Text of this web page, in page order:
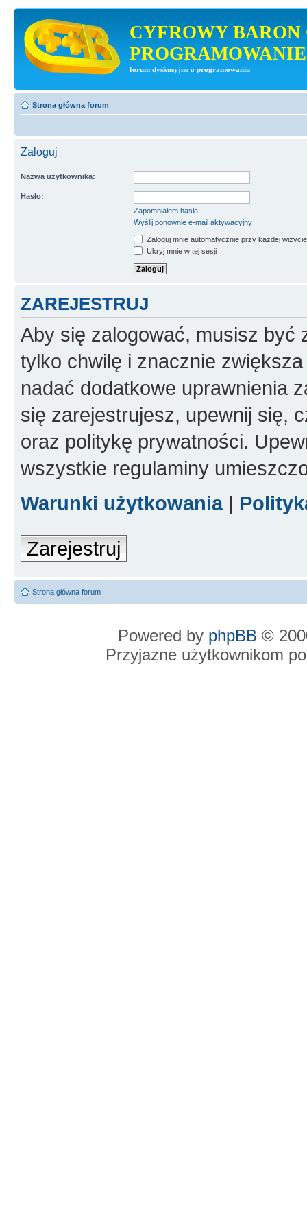
CYFROWY BARON
PROGRAMOWANIE
forum dyskusyjne o programowaniu
Strona główna forum
Zaloguj
Nazwa użytkownika:
Hasło:
Zapomniałem hasła
Wyślij ponownie e-mail aktywacyjny
Zaloguj mnie automatycznie przy każdej wizycie
Ukryj mnie w tej sesji
ZAREJESTRUJ
Aby się zalogować, musisz być
tylko chwilę i znacznie
nadać dodatkowe uprawnienia
się zarejestrujesz, upewnij się,
oraz politykę prywatności.
wszystkie regulaminy
Warunki użytkowania|
Zarejestruj
Strona główna forum
Powered by phpBB ©
Przyjazne użytkownikom